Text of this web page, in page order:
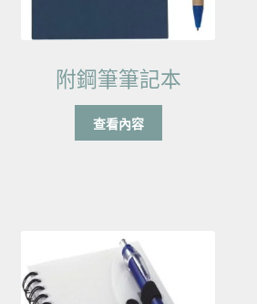
附鋼筆筆記本
查看內容